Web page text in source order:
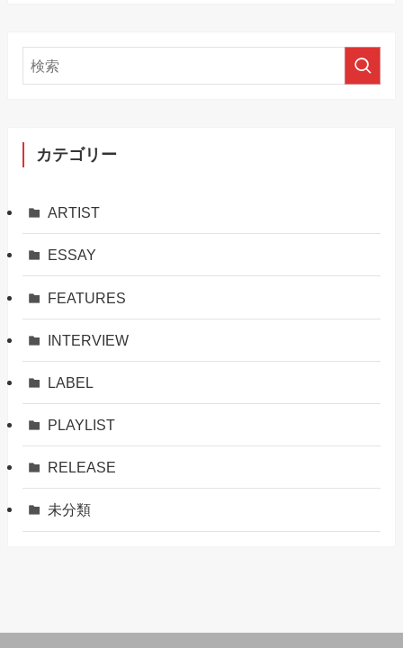
カテゴリー
ARTIST
ESSAY
FEATURES
INTERVIEW
LABEL
PLAYLIST
RELEASE
未分類